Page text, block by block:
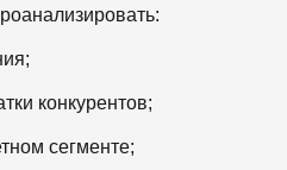
конкурентов;
сегменте;